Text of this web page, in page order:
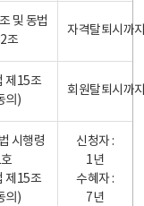
및 동법
조
자격탈퇴시까
제15조
의)
회원탈퇴시까
시행령
제15조
의)
신청자 :
1년
수혜자 :
7년